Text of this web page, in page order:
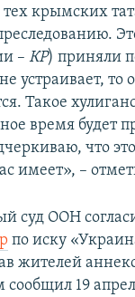
крымских
– КР) приняли
устраивает, то
Такое
время будет
что
имеет», –
суд ООН
по иску
жителей
19